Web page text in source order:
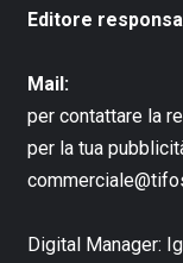
Editore
Mail:
per contattare la
per la tua
Digital Manager: